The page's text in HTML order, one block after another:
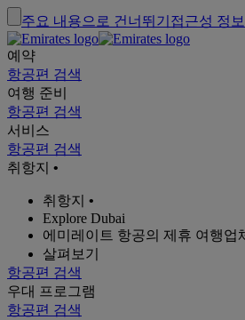
주요 내용으로 건너뛰기 접근성 정보
예약
항공편 검색
여행 준비
항공편 검색
서비스
항공편 검색
취항지 •
취항지 •
Explore Dubai
에미레이트 항공의 제휴 여행업
살펴보기
항공편 검색
우대 프로그램
항공편 검색